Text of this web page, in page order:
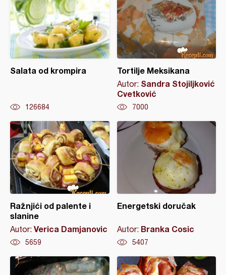
Salata od krompira
126684
Tortilje Meksikana
Autor: Sandra Stojiljković
Cvetković
7000
Ražnjići od palente i
slanine
Autor: Verica Damjanovic
5659
Energetski doručak
Autor: Branka Cosic
5407